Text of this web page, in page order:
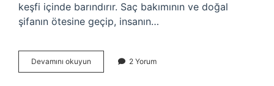
keşfi içinde barındırır. Saç bakımının ve doğal
şifanın ötesine geçip, insanın…
Devamını okuyun
yağı
2 Yorum